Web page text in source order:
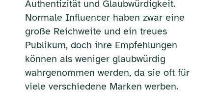
Authentizität und Glaubwürdigkeit.
Normale Influencer haben zwar eine
große Reichweite und ein treues
Publikum, doch ihre Empfehlungen
können als weniger glaubwürdig
wahrgenommen werden, da sie oft für
viele verschiedene Marken werben.